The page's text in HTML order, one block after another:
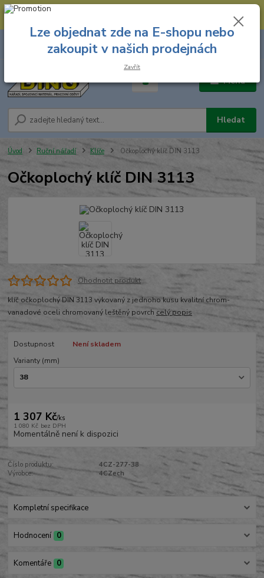
--- Spojovací materiál: 774 431 045 --- Prodejna nářadí: 731 449 423 --
Menu
Hledat
8.00 hod. - 16.00 hod.
za
Úvod Ruční nářadí Klíče Očkoplochý klíč DIN 3113
Očkoplochý klíč DIN 3113
Ohodnotit produkt
klíč očkoplochý DIN 3113 vykovaný z jednoho kusu kvalitní chrom-
vanadové oceli chromovaný leštěný povrch celý popis
Dostupnost
Není skladem
Varianty (mm)
1 307 Kč/ks
1 080 Kč bez DPH
Momentálně není k dispozici
Číslo produktu:
4CZ-277-38
Výrobce:
4CZech
Kompletní specifikace
Hodnocení 0
Komentáře 0
Lze objednat zde na E-shopu nebo
zakoupit v našich prodejnách
Zavřít